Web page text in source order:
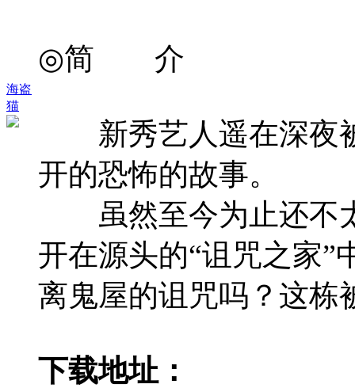
海盗
猫
◎简 介
新秀艺人遥在深夜被
开的恐怖的故事。
虽然至今为止还不太
开在源头的“诅咒之家”
离鬼屋的诅咒吗？这栋
下载地址：